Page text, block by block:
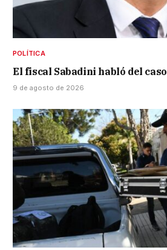
POLÍTICA
El fiscal Sabadini habló del caso
9 de agosto de 2026